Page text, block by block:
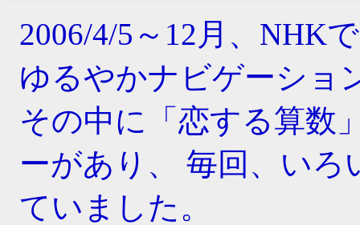
2006/4/5～12月、
ゆるやかナビゲーショ
その中に「恋する算数
ーがあり、 毎回、い
ていました。